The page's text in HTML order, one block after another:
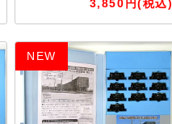
3,850円(税込)
NEW